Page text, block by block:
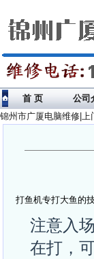
首 页 公司
锦州市广厦电脑维修|上
打鱼机专打大鱼的
注意入
在打，